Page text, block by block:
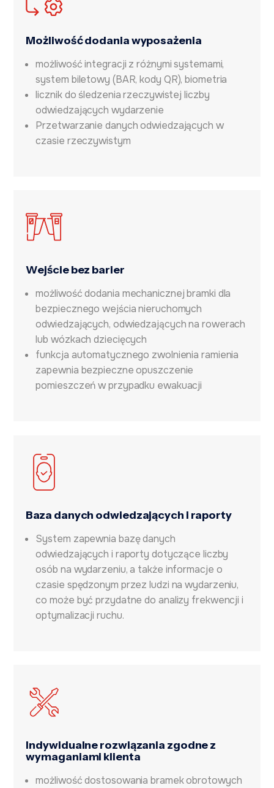
Możliwość dodania wyposażenia
możliwość integracji z różnymi systemami,
system biletowy (BAR, kody QR), biometria
licznik do śledzenia rzeczywistej liczby
odwiedzających wydarzenie
Przetwarzanie danych odwiedzających w
czasie rzeczywistym
Wejście bez barier
możliwość dodania mechanicznej bramki dla
bezpiecznego wejścia nieruchomych
odwiedzających, odwiedzających na rowerach
lub wózkach dziecięcych
funkcja automatycznego zwolnienia ramienia
zapewnia bezpieczne opuszczenie
pomieszczeń w przypadku ewakuacji
Baza danych odwiedzających i raporty
System zapewnia bazę danych
odwiedzających i raporty dotyczące liczby
osób na wydarzeniu, a także informacje o
czasie spędzonym przez ludzi na wydarzeniu,
co może być przydatne do analizy frekwencji i
optymalizacji ruchu.
Indywidualne rozwiązania zgodne z
wymaganiami klienta
możliwość dostosowania bramek obrotowych